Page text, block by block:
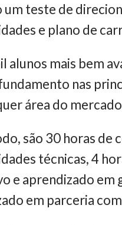
um teste de
e plano de
alunos mais bem
nas
área do
são 30 horas de
técnicas, 4
e aprendizado em
em parceria